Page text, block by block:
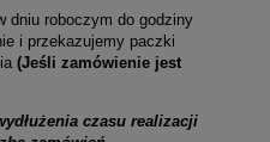
dniu roboczym do godziny
i przekazujemy paczki
(Jeśli zamówienie jest
czasu realizacji